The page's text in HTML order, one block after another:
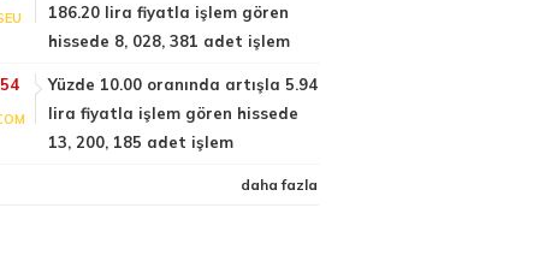
186.20 lira fiyatla işlem gören
hissede 8, 028, 381 adet işlem
Yüzde 10.00 oranında artışla 5.94
lira fiyatla işlem gören hissede
13, 200, 185 adet işlem
daha fazla